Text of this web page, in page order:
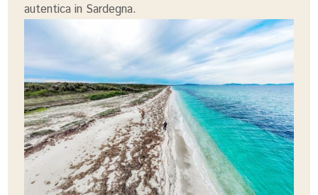
autentica in Sardegna.